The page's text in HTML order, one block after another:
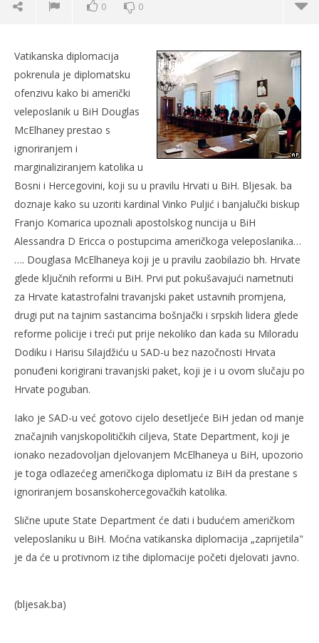
0 0
odnos prema Hrvatima u BiH
20.
2007.
Vatikanska diplomacija
pokrenula je diplomatsku
ofenzivu kako bi američki
veleposlanik u BiH Douglas
McElhaney prestao s
ignoriranjem i
marginaliziranjem katolika u
Bosni i Hercegovini, koji su u pravilu Hrvati u BiH. Bljesak. ba
doznaje kako su uzoriti kardinal Vinko Puljić i banjalučki biskup
Franjo Komarica upoznali apostolskog nuncija u BiH
Alessandra D Ericca o postupcima američkoga veleposlanika…
…. Douglasa McElhaneya koji je u pravilu zaobilazio bh. Hrvate
glede ključnih reformi u BiH. Prvi put pokušavajući nametnuti
za Hrvate katastrofalni travanjski paket ustavnih promjena,
drugi put na tajnim sastancima bošnjački i srpskih lidera glede
reforme policije i treći put prije nekoliko dan kada su Miloradu
Dodiku i Harisu Silajdžiću u SAD-u bez nazočnosti Hrvata
ponuđeni korigirani travanjski paket, koji je i u ovom slučaju po
Hrvate poguban.
Iako je SAD-u već gotovo cijelo desetljeće BiH jedan od manje
značajnih vanjskopolitičkih ciljeva, State Department, koji je
ionako nezadovoljan djelovanjem McElhaneya u BiH, upozorio
je toga odlazećeg američkoga diplomatu iz BiH da prestane s
ignoriranjem bosanskohercegovačkih katolika.
Slične upute State Department će dati i budućem američkom
veleposlaniku u BiH. Moćna vatikanska diplomacija „zaprijetila"
je da će u protivnom iz tihe diplomacije početi djelovati javno.
(bljesak.ba)